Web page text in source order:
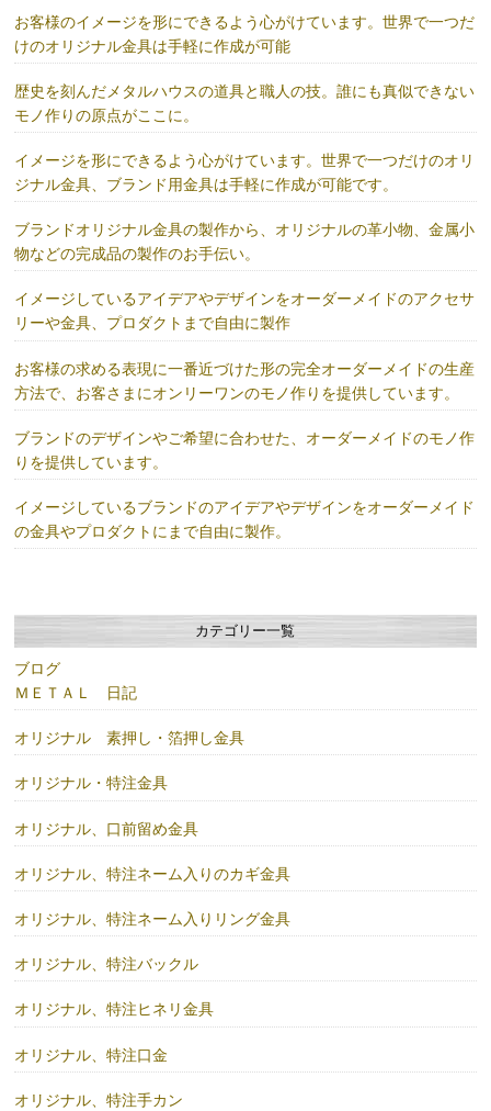
お客様のイメージを形にできるよう心がけています。世界で一つだ
けのオリジナル金具は手軽に作成が可能
歴史を刻んだメタルハウスの道具と職人の技。誰にも真似できない
モノ作りの原点がここに。
イメージを形にできるよう心がけています。世界で一つだけのオリ
ジナル金具、ブランド用金具は手軽に作成が可能です。
ブランドオリジナル金具の製作から、オリジナルの革小物、金属小
物などの完成品の製作のお手伝い。
イメージしているアイデアやデザインをオーダーメイドのアクセサ
リーや金具、プロダクトまで自由に製作
お客様の求める表現に一番近づけた形の完全オーダーメイドの生産
方法で、お客さまにオンリーワンのモノ作りを提供しています。
ブランドのデザインやご希望に合わせた、オーダーメイドのモノ作
りを提供しています。
イメージしているブランドのアイデアやデザインをオーダーメイド
の金具やプロダクトにまで自由に製作。
カテゴリー一覧
ブログ
ＭＥＴＡＬ 日記
オリジナル 素押し・箔押し金具
オリジナル・特注金具
オリジナル、口前留め金具
オリジナル、特注ネーム入りのカギ金具
オリジナル、特注ネーム入りリング金具
オリジナル、特注バックル
オリジナル、特注ヒネリ金具
オリジナル、特注口金
オリジナル、特注手カン